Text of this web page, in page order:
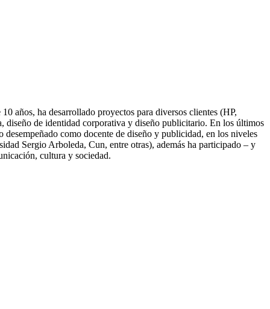
años, ha desarrollado proyectos para diversos clientes (HP,
de identidad corporativa y diseño publicitario. En los últimos
como docente de diseño y publicidad, en los niveles
Sergio Arboleda, Cun, entre otras), además ha participado – y
cultura y sociedad.